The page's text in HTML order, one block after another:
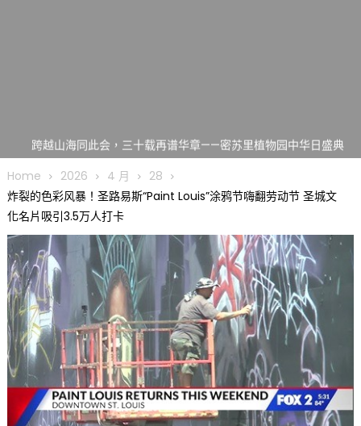
跨越山海同此会，三十载再谱华章——密苏里植物园中华日盛典
圆满举行
圣路易龙舟俱乐部5月16日龙舟体验日 邀请各界亲身体验划行乐
趣 + 水上竞速魅力
三十二载跨越时空的相逢
执掌密苏里植物园近四十年 致力推动全球植物多样性研究与中美
合作 Peter Raven 博士逝世 享年89岁
一晃三十年，初夏又相逢。中华日，等你来赴约 —— 密苏里植物
园“中华日三十周年特别报道（五）
筝声与琴韵交汇：刘励(Li Statler)与钢琴家Darek演绎一场古筝
与钢琴的精彩对话
Home 2026 4 月
28
炸裂的色彩风暴！圣路易斯“Paint Louis”涂鸦节嗨翻劳动节 圣城文
化名片吸引3.5万人打卡